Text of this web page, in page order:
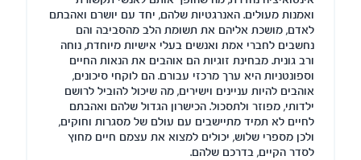
ואמנות מעולים. האנרגטיות שלהם, יחד עם יושרם ואהבתם
לאדם, מושכת אליהם את תשומת הלב מהסביבה והם
נחשבים לחברי אמת ואנשים בעלי אישיות מיוחדת, נוחה
ורב גונית. מבחינת זוגיות הם אוהבים את הנאות החיים
וספונטניות היא ערך מרכזי עבורם. הם לוקחי סיכונים,
אוהבים להיות עניינים וישירים, מה שיכול להוביל לרושם
ילדותי, מפוזר ולתסכול. הכישרון הגדול שלהם ואהבתם
לחיים לא תמיד מתיישבים עם עולם של מסגרות וחוקים,
ולכן מספרי שלוש, יכולים למצוא את עצמם חיים מחוץ
לסדר הקיים, בדרכם שלהם.